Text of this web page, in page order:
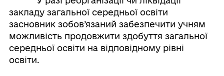
закладу загальної середньої освіти
засновник зобов’язаний забезпечити учням
можливість продовжити здобуття загальної
середньої освіти на відповідному рівні
освіти.